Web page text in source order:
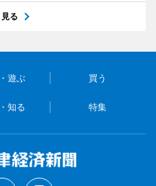
る
遊ぶ 買う
知る 特集